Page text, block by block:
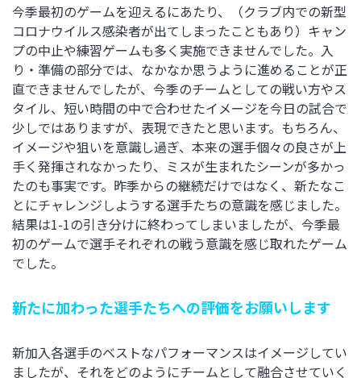
今季最初のゲームを迎えるにあたり、（クラブ内での新型
コロナウイルス感染者が出てしまったこともあり）キャン
プの中止や練習ゲームも多く実施できませんでした。入
り・準備の部分では、なかなか思うように進めることが正
直できませんでしたが、今季のチームとしての戦い方やス
タイル、短い時間の中で合わせたイメージを今日の試合で
少しではありますが、表現できたと思います。もちろん、
イメージや狙いを意識し過ぎ、本来の選手個々の良さが上
手く発揮されなかったり、ミスが生まれたシーンが多かっ
たのも事実です。昨季からの継続だけではなく、新たなこ
とにチャレンジしようする選手たちの意識を感じました。
結果は1-1の引き分けに終わってしまいましたが、今季最
初のゲームで選手それぞれの戦う意識を感じ取れたゲーム
でした。
新たに加わった選手たちへの評価をお願いします
新加入各選手のベストなパフォーマンスはイメージしてい
ましたが、それをどのようにチームとして融合させていく